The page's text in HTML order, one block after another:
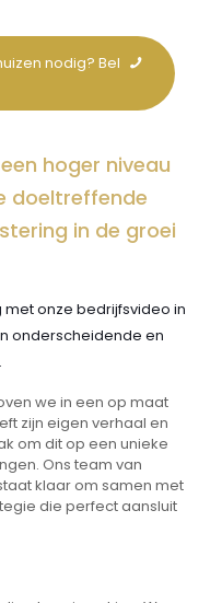
nodig? Bel
hoger niveau
doeltreffende
in de groei
onze bedrijfsvideo in
onderscheidende en
we in een op maat
zijn eigen verhaal en
om dit op een unieke
Ons team van
klaar om samen met
die perfect aansluit